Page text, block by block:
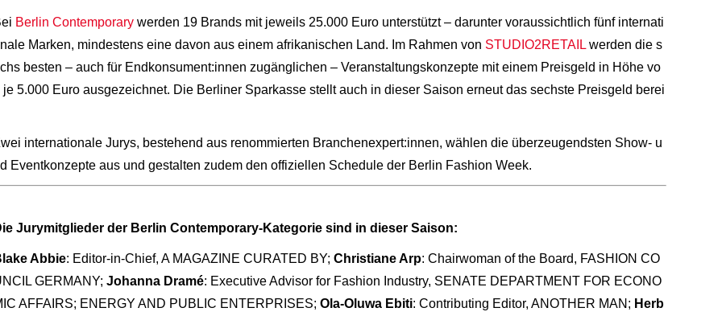
Berlin Contemporary werden 19 Brands mit jeweils 25.000 Euro unterstützt – darunter voraussichtlich fünf internati
Marken, mindestens eine davon aus einem afrikanischen Land. Im Rahmen von STUDIO2RETAIL werden die s
besten – auch für Endkonsument:innen zugänglichen – Veranstaltungskonzepte mit einem Preisgeld in Höhe vo
je 5.000 Euro ausgezeichnet. Die Berliner Sparkasse stellt auch in dieser Saison erneut das sechste Preisgeld berei
internationale Jurys, bestehend aus renommierten Branchenexpert:innen, wählen die überzeugendsten Show- u
Eventkonzepte aus und gestalten zudem den offiziellen Schedule der Berlin Fashion Week.
Jurymitglieder der Berlin Contemporary-Kategorie sind in dieser Saison:
Abbie: Editor-in-Chief, A MAGAZINE CURATED BY; Christiane Arp: Chairwoman of the Board, FASHION CO
GERMANY; Johanna Dramé: Executive Advisor for Fashion Industry, SENATE DEPARTMENT FOR ECONO
AFFAIRS; ENERGY AND PUBLIC ENTERPRISES; Ola-Oluwa Ebiti: Contributing Editor, ANOTHER MAN; Herb